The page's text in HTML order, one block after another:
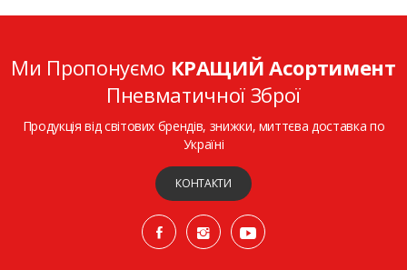
Ми Пропонуємо КРАЩИЙ Асортимент
Пневматичної Зброї
Продукція від світових брендів, знижки, миттєва доставка по
Україні
КОНТАКТИ